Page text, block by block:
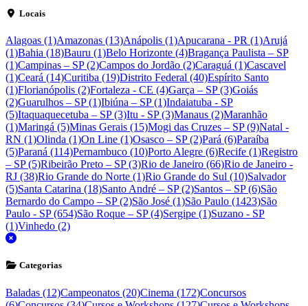
Locais
Alagoas (1)Amazonas (13)Anápolis (1)Apucarana - PR (1)Arujá
(1)Bahia (18)Bauru (1)Belo Horizonte (4)Bragança Paulista – SP
(1)Campinas – SP (2)Campos do Jordão (2)Caraguá (1)Cascavel
(1)Ceará (14)Curitiba (19)Distrito Federal (40)Espírito Santo
(1)Florianópolis (2)Fortaleza - CE (4)Garça – SP (3)Goiás
(2)Guarulhos – SP (1)Ibiúna – SP (1)Indaiatuba - SP
(5)Itaquaquecetuba – SP (3)Itu - SP (3)Manaus (2)Maranhão
(1)Maringá (5)Minas Gerais (15)Mogi das Cruzes – SP (9)Natal -
RN (1)Olinda (1)On Line (1)Osasco – SP (2)Pará (6)Paraíba
(5)Paraná (114)Pernambuco (10)Porto Alegre (6)Recife (1)Registro
– SP (5)Ribeirão Preto – SP (3)Rio de Janeiro (66)Rio de Janeiro -
RJ (38)Rio Grande do Norte (1)Rio Grande do Sul (10)Salvador
(5)Santa Catarina (18)Santo André – SP (2)Santos – SP (6)São
Bernardo do Campo – SP (2)São José (1)São Paulo (1423)São
Paulo - SP (654)São Roque – SP (4)Sergipe (1)Suzano - SP
(1)Vinhedo (2)
fechar
Categorias
Baladas (12)Campeonatos (20)Cinema (172)Concursos